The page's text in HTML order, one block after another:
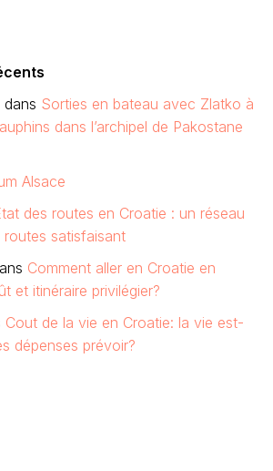
dans Sorties en bateau avec Zlatko à
dans l’archipel de Pakostane
Alsace
des routes en Croatie : un réseau
routes satisfaisant
Comment aller en Croatie en
et itinéraire privilégier?
Cout de la vie en Croatie: la vie est-
dépenses prévoir?